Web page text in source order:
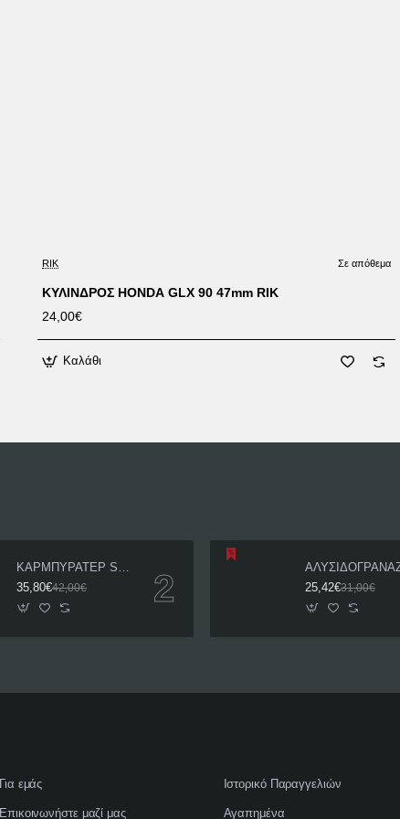
RIK Σε απόθεμα
ΚΥΛΙΝΔΡΟΣ HONDA GLX 90 47mm RIK
24,00€
Καλάθι
35,80€42,00€
25,42€31,00€
Για εμάς
Επικοινωνήστε μαζί μας
Ιστορικό Παραγγελιών
Αγαπημένα